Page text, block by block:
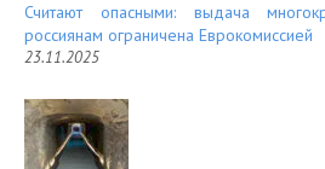
Считают опасными: выдача
россиянам ограничена Еврокомиссией
23.11.2025